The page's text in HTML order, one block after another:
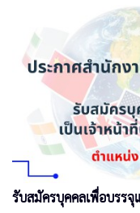
รับสมัครบุคคลเพื่อบรรจุ